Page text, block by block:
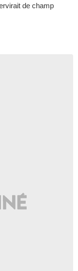
de champ